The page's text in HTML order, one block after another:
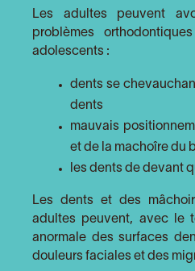
Les adultes peuvent
problèmes
adolescents :
dents se
dents
mauvais
et de la machoîre du
les dents de devant
Les dents et des
adultes peuvent, avec le
anormale des surfaces
douleurs faciales et des